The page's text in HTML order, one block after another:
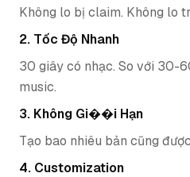
Không lo bị claim. Không lo
2. Tốc Độ Nhanh
30 giây có nhạc. So với 30-
music.
3. Không Gi��i Hạn
Tạo bao nhiêu bản cũng
4. Customization